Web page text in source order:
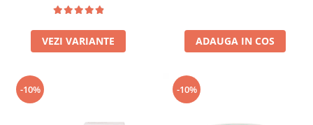
VEZI VARIANTE ADAUGA IN COS
-10% -10%